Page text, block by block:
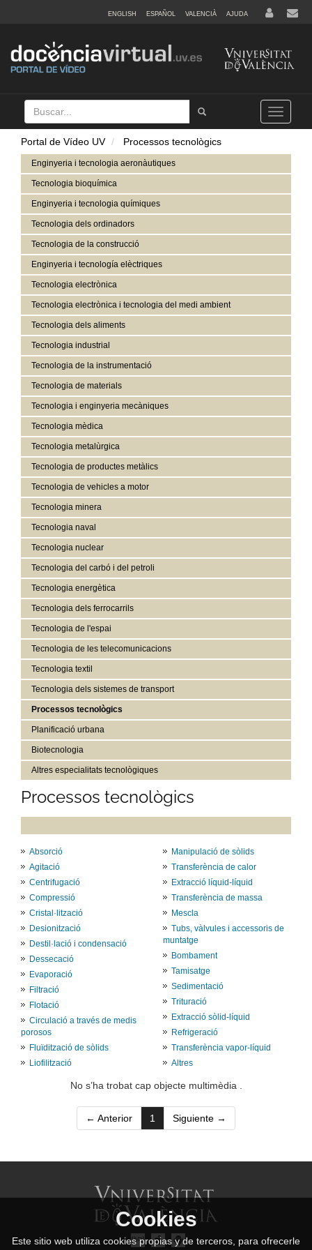
ENGLISH ESPAÑOL VALENCIÀ AJUDA
Buscar
Tramet
Toggle
navigation
Portal de Vídeo UV Processos tecnològics
Enginyeria i tecnologia aeronàutiques
Tecnologia bioquímica
Enginyeria i tecnologia químiques
Tecnologia dels ordinadors
Tecnologia de la construcció
Enginyeria i tecnología elèctriques
Tecnologia electrònica
Tecnologia electrònica i tecnologia del medi ambient
Tecnologia dels aliments
Tecnologia industrial
Tecnologia de la instrumentació
Tecnologia de materials
Tecnologia i enginyeria mecàniques
Tecnologia mèdica
Tecnologia metalùrgica
Tecnologia de productes metàlics
Tecnologia de vehicles a motor
Tecnologia minera
Tecnologia naval
Tecnologia nuclear
Tecnologia del carbó i del petroli
Tecnologia energètica
Tecnologia dels ferrocarrils
Tecnologia de l'espai
Tecnologia de les telecomunicacions
Tecnologia textil
Tecnologia dels sistemes de transport
Processos tecnològics
Planificació urbana
Biotecnologia
Altres especialitats tecnològiques
Processos tecnològics
Absorció
Agitació
Centrifugació
Compressió
Cristal·lització
Desionització
Destil·lació i condensació
Dessecació
Evaporació
Filtració
Flotació
Circulació a través de medis
porosos
Fluïdització de sòlids
Liofilització
Manipulació de sòlids
Transferència de calor
Extracció líquid-líquid
Transferència de massa
Mescla
Tubs, vàlvules i accessoris de
muntatge
Bombament
Tamisatge
Sedimentació
Trituració
Extracció sòlid-líquid
Refrigeració
Transferència vapor-líquid
Altres
No s’ha trobat cap objecte multimèdia .
← Anterior 1 (current)
Siguiente →
Cookies
Este sitio web utiliza cookies propias y de terceros, para ofrecerle